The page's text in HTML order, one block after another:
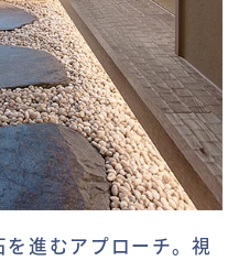
進むアプローチ。視